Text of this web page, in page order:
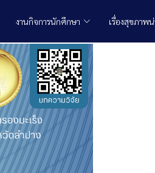
งานกิจการนักศึกษา เรื่องสุขภาพน่